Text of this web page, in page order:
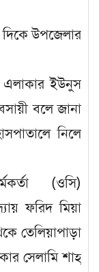
দিকে উপজেলার
এলাকার ইউনুস
বলে জানা
নিলে
(ওসি)
ফরিদ মিয়া
তেলিয়াপাড়া
সেলামি শাহ্